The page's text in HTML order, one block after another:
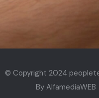
© Copyright 2024
By AlfamediaWEB